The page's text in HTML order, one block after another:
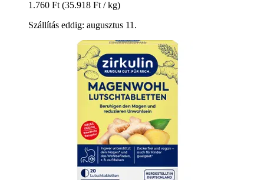
1.760 Ft (35.918 Ft / kg)
Szállítás eddig: augusztus 11.